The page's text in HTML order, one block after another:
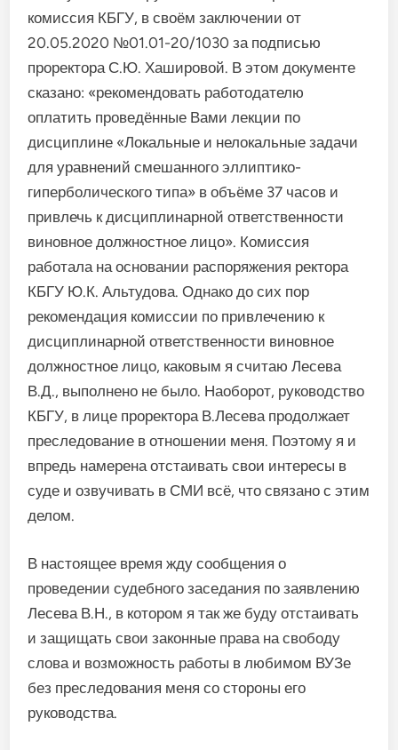
комиссия КБГУ, в своём заключении от
20.05.2020 №01.01-20/1030 за подписью
проректора С.Ю. Хашировой. В этом документе
сказано: «рекомендовать работодателю
оплатить проведённые Вами лекции по
дисциплине «Локальные и нелокальные задачи
для уравнений смешанного эллиптико-
гиперболического типа» в объёме 37 часов и
привлечь к дисциплинарной ответственности
виновное должностное лицо». Комиссия
работала на основании распоряжения ректора
КБГУ Ю.К. Альтудова. Однако до сих пор
рекомендация комиссии по привлечению к
дисциплинарной ответственности виновное
должностное лицо, каковым я считаю Лесева
В.Д., выполнено не было. Наоборот, руководство
КБГУ, в лице проректора В.Лесева продолжает
преследование в отношении меня. Поэтому я и
впредь намерена отстаивать свои интересы в
суде и озвучивать в СМИ всё, что связано с этим
делом.
В настоящее время жду сообщения о
проведении судебного заседания по заявлению
Лесева В.Н., в котором я так же буду отстаивать
и защищать свои законные права на свободу
слова и возможность работы в любимом ВУЗе
без преследования меня со стороны его
руководства.